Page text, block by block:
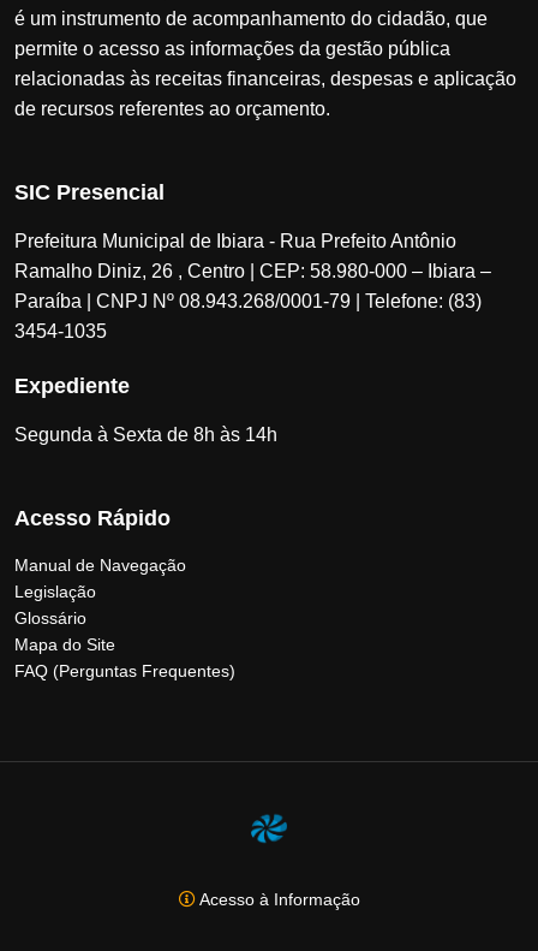
é um instrumento de acompanhamento do cidadão, que
permite o acesso as informações da gestão pública
relacionadas às receitas financeiras, despesas e aplicação
de recursos referentes ao orçamento.
SIC Presencial
Prefeitura Municipal de Ibiara - Rua Prefeito Antônio
Ramalho Diniz, 26 , Centro | CEP: 58.980-000 – Ibiara –
Paraíba | CNPJ Nº 08.943.268/0001-79 | Telefone: (83)
3454-1035
Expediente
Segunda à Sexta de 8h às 14h
Acesso Rápido
Manual de Navegação
Legislação
Glossário
Mapa do Site
FAQ (Perguntas Frequentes)
Acesso à Informação